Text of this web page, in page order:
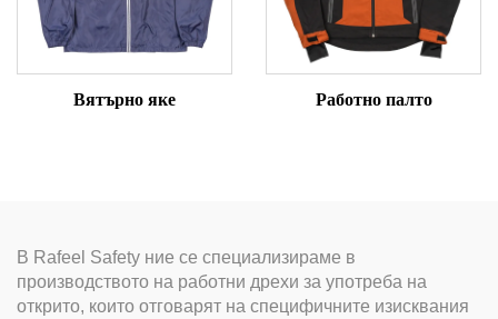
Вятърно яке Работно палто
В Rafeel Safety ние се специализираме в
производството на работни дрехи за употреба на
открито, които отговарят на специфичните изисквания